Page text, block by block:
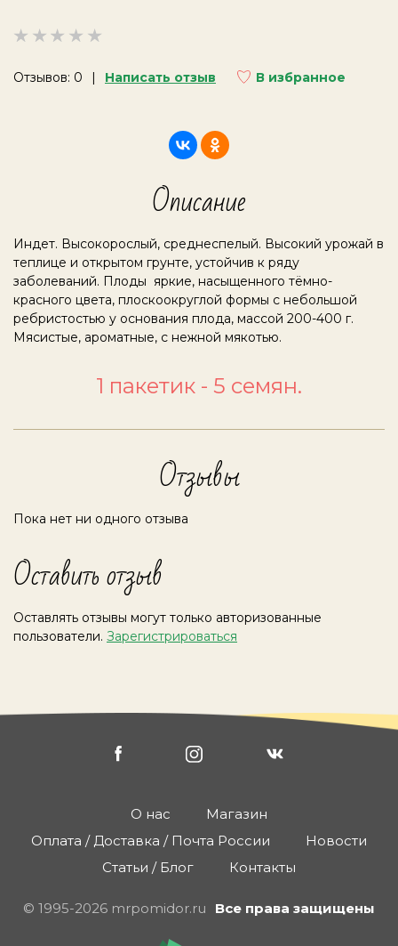
Отзывов: 0 Написать отзыв В избранное
Описание
Индет. Высокорослый, среднеспелый. Высокий урожай в
теплице и открытом грунте, устойчив к ряду
заболеваний. Плоды яркие, насыщенного тёмно-
красного цвета, плоскоокруглой формы с небольшой
ребристостью у основания плода, массой 200-400 г.
Мясистые, ароматные, с нежной мякотью.
1 пакетик - 5 семян.
Отзывы
Пока нет ни одного отзыва
Оставить отзыв
Оставлять отзывы могут только авторизованные
пользователи. Зарегистрироваться
О нас
Магазин
Оплата / Доставка / Почта России
Новости
Статьи / Блог
Контакты
© 1995-2026 mrpomidor.ru Все права защищены